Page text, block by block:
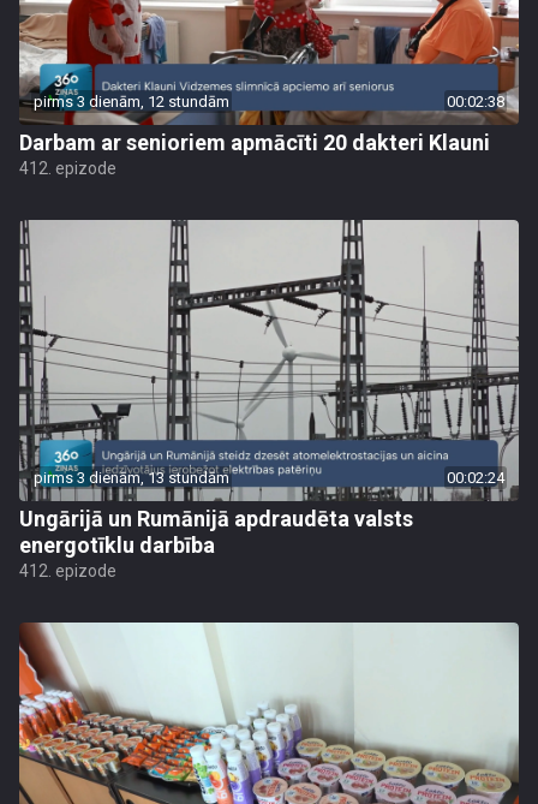
pirms 3 dienām, 12 stundām 00:02:38
Darbam ar senioriem apmācīti 20 dakteri Klauni
412. epizode
pirms 3 dienām, 13 stundām 00:02:24
Ungārijā un Rumānijā apdraudēta valsts
energotīklu darbība
412. epizode